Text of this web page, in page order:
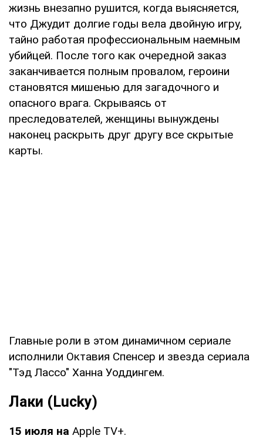
жизнь внезапно рушится, когда выясняется,
что Джудит долгие годы вела двойную игру,
тайно работая профессиональным наемным
убийцей. После того как очередной заказ
заканчивается полным провалом, героини
становятся мишенью для загадочного и
опасного врага. Скрываясь от
преследователей, женщины вынуждены
наконец раскрыть друг другу все скрытые
карты.
Главные роли в этом динамичном сериале
исполнили Октавия Спенсер и звезда сериала
"Тэд Лассо" Ханна Уоддингем.
Лаки (Lucky)
15 июля на Apple TV+.